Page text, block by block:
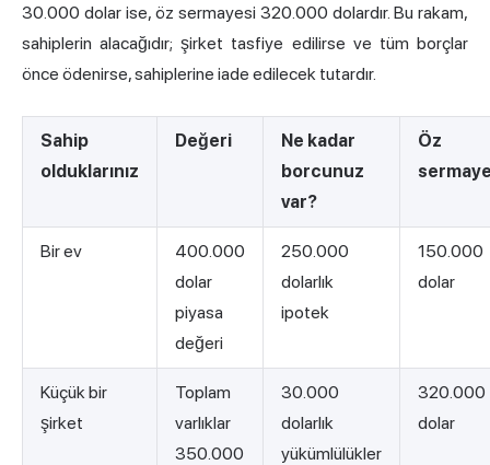
30.000 dolar ise, öz sermayesi 320.000 dolardır. Bu rakam,
sahiplerin alacağıdır; şirket tasfiye edilirse ve tüm borçlar
önce ödenirse, sahiplerine iade edilecek tutardır.
Sahip
olduklarınız
Değeri
Ne kadar
borcunuz
var?
Öz
Bir ev
400.000
dolar
piyasa
değeri
250.000
dolarlık
ipotek
150.000
dolar
Küçük bir
şirket
Toplam
varlıklar
350.000
30.000
dolarlık
yükümlülükler
320.000
dolar